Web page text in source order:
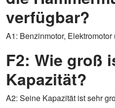
verfügbar?
A1: Benzinmotor,
F2: Wie groß
Kapazität?
A2: Seine Kapazität ist sehr